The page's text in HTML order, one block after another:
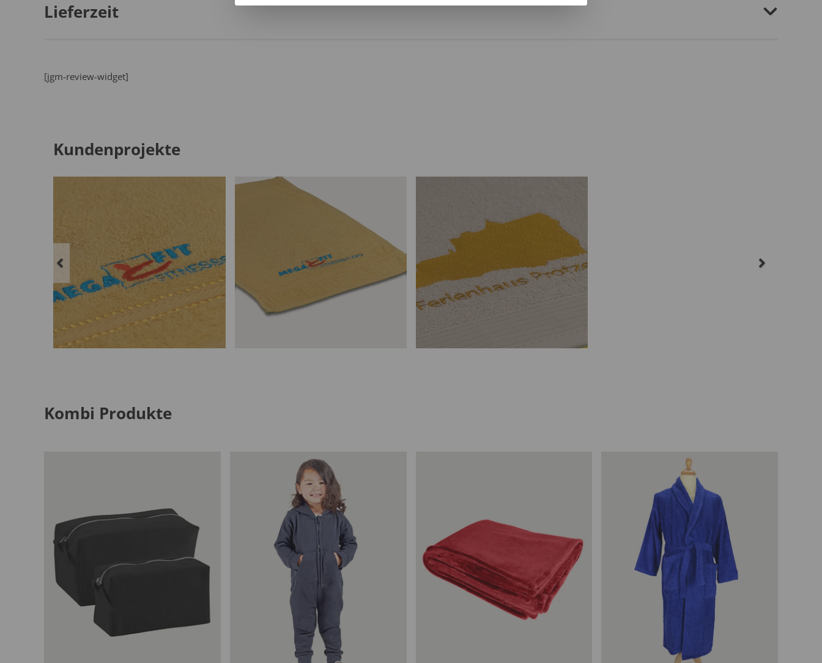
Lieferzeit
[jgm-review-widget]
Kundenprojekte
Kombi Produkte